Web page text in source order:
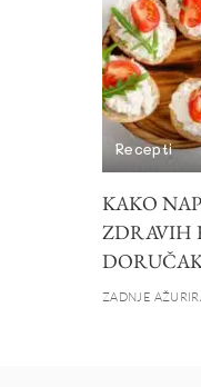
Recepti
KAKO
ZDRAVIH
ZADNJE